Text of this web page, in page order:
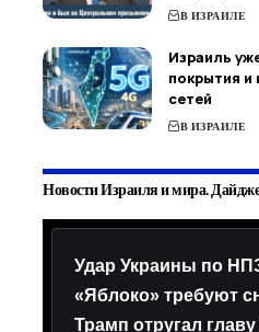
В ИЗРАИЛЕ
Израиль
покрытия и
сетей
В ИЗРАИЛЕ
Новости Израиля и мира.